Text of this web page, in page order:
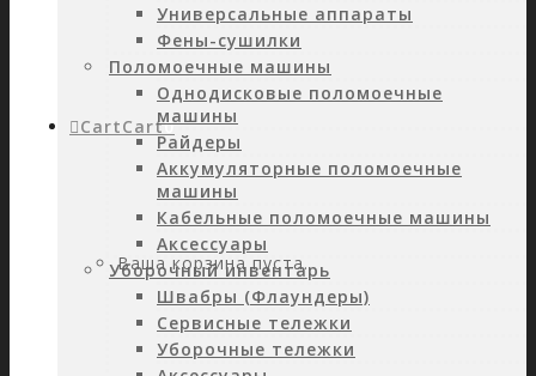
CartCart0
Ваша корзина пуста.
Универсальные аппараты
Фены-сушилки
Поломоечные машины
Однодисковые поломоечные
машины
Райдеры
Аккумуляторные поломоечные
машины
Кабельные поломоечные машины
Аксессуары
Уборочный инвентарь
Швабры (Флаундеры)
Сервисные тележки
Уборочные тележки